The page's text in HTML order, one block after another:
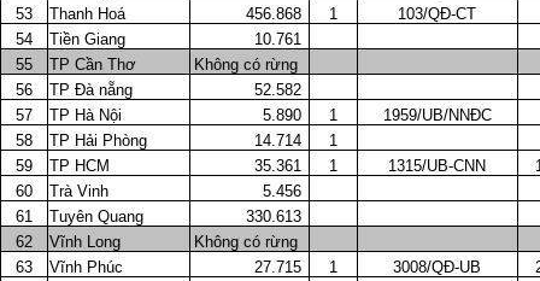
53
Thanh Hoá 456.868 1
103/QĐ-CT
54
Tiền Giang
10.761
55
TP Cần Thơ
Không có rừng
56
TP Đà nẵng
52.582
57
TP Hà Nội 5.890 1
1959/UB/NNĐC
58
TP Hải Phòng 14.714
1
59
TP HCM 35.361 1 1315/UB-CNN
60
Trà Vinh
5.456
61
Tuyên Quang
330.613
62
Vĩnh Long
Không có rừng
63
Vĩnh Phúc 27.715 1 3008/QĐ-UB